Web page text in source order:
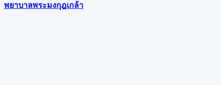
พยาบาลพระมงกุฎเกล้า